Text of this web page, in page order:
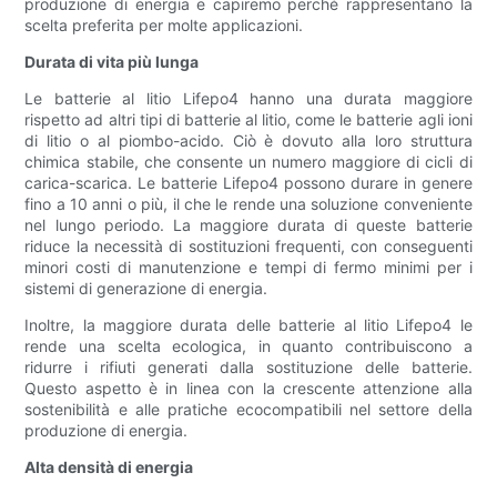
produzione di energia e capiremo perché rappresentano la
scelta preferita per molte applicazioni.
Durata di vita più lunga
Le batterie al litio Lifepo4 hanno una durata maggiore
rispetto ad altri tipi di batterie al litio, come le batterie agli ioni
di litio o al piombo-acido. Ciò è dovuto alla loro struttura
chimica stabile, che consente un numero maggiore di cicli di
carica-scarica. Le batterie Lifepo4 possono durare in genere
fino a 10 anni o più, il che le rende una soluzione conveniente
nel lungo periodo. La maggiore durata di queste batterie
riduce la necessità di sostituzioni frequenti, con conseguenti
minori costi di manutenzione e tempi di fermo minimi per i
sistemi di generazione di energia.
Inoltre, la maggiore durata delle batterie al litio Lifepo4 le
rende una scelta ecologica, in quanto contribuiscono a
ridurre i rifiuti generati dalla sostituzione delle batterie.
Questo aspetto è in linea con la crescente attenzione alla
sostenibilità e alle pratiche ecocompatibili nel settore della
produzione di energia.
Alta densità di energia